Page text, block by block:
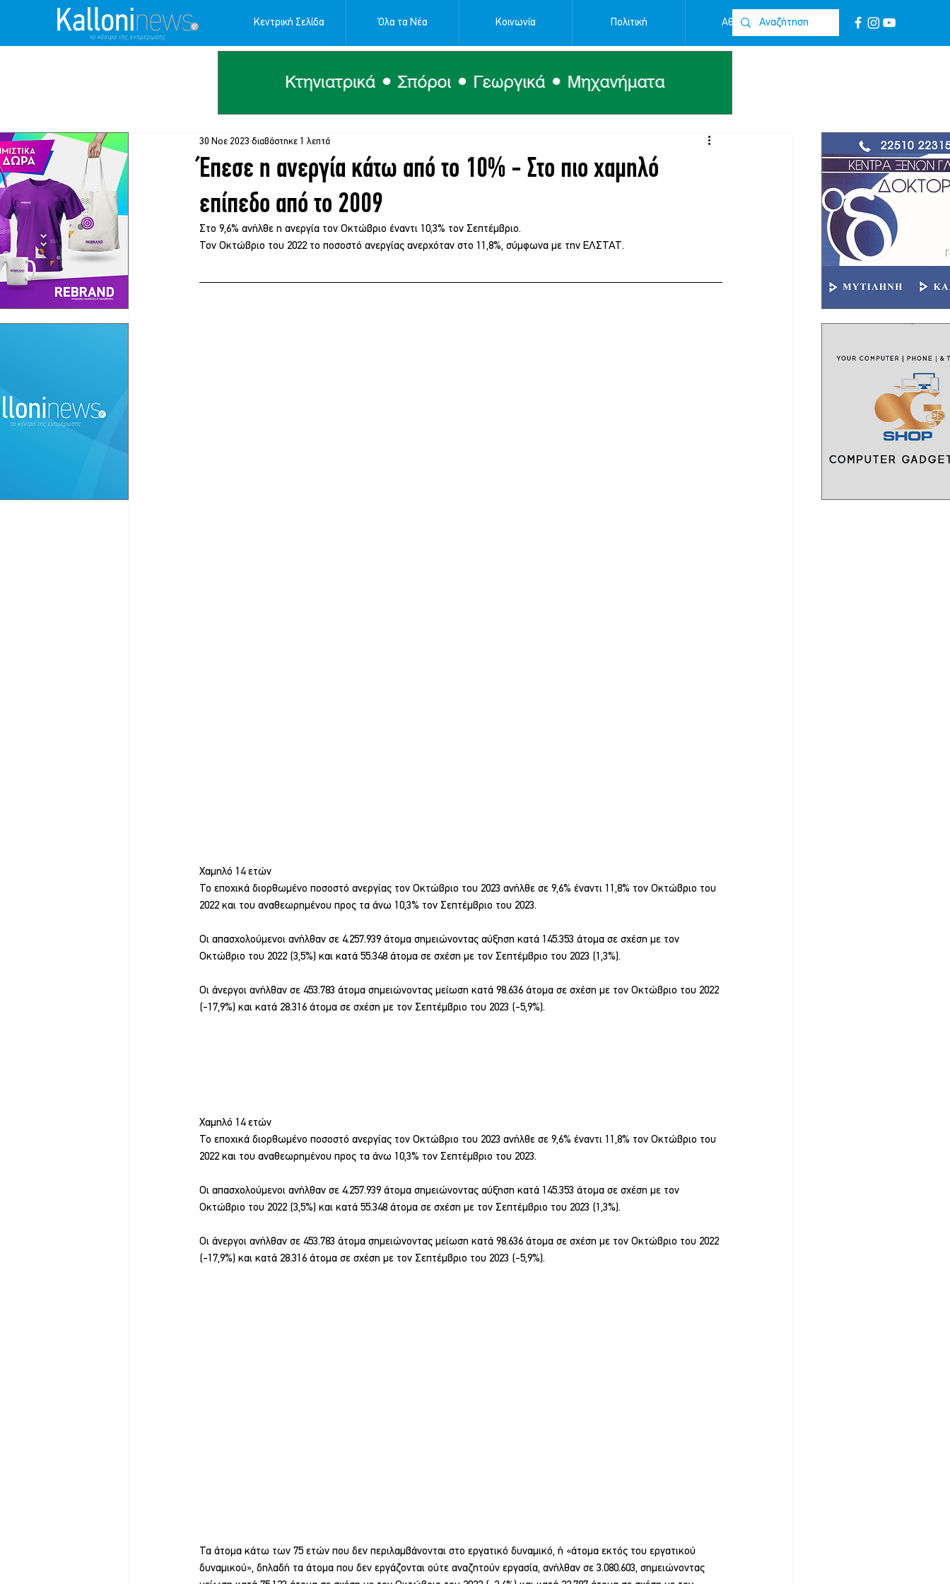
Κεντρική Σελίδα Όλα τα Νέα Κοινωνία Πολιτική Αθλητικά Επικοινωνία
Έπεσε η ανεργία κάτω από το 10% - Στο πιο χαμηλό
επίπεδο από το 2009
30 Νοε 2023 διαβάστηκε 1 λεπτά
Στο 9,6% ανήλθε η ανεργία τον Οκτώβριο έναντι 10,3% τον Σεπτέμβριο.
Τον Οκτώβριο του 2022 το ποσοστό ανεργίας ανερχόταν στο 11,8%, σύμφωνα με την ΕΛΣΤΑΤ.
Χαμηλό 14 ετών
Το εποχικά διορθωμένο ποσοστό ανεργίας τον Οκτώβριο του 2023 ανήλθε σε 9,6% έναντι 11,8% τον Οκτώβριο του
2022 και του αναθεωρημένου προς τα άνω 10,3% τον Σεπτέμβριο του 2023.
Οι απασχολούμενοι ανήλθαν σε 4.257.939 άτομα σημειώνοντας αύξηση κατά 145.353 άτομα σε σχέση με τον
Οκτώβριο του 2022 (3,5%) και κατά 55.348 άτομα σε σχέση με τον Σεπτέμβριο του 2023 (1,3%).
Οι άνεργοι ανήλθαν σε 453.783 άτομα σημειώνοντας μείωση κατά 98.636 άτομα σε σχέση με τον Οκτώβριο του 2022
(-17,9%) και κατά 28.316 άτομα σε σχέση με τον Σεπτέμβριο του 2023 (-5,9%).
Χαμηλό 14 ετών
Το εποχικά διορθωμένο ποσοστό ανεργίας τον Οκτώβριο του 2023 ανήλθε σε 9,6% έναντι 11,8% τον Οκτώβριο του
2022 και του αναθεωρημένου προς τα άνω 10,3% τον Σεπτέμβριο του 2023.
Οι απασχολούμενοι ανήλθαν σε 4.257.939 άτομα σημειώνοντας αύξηση κατά 145.353 άτομα σε σχέση με τον
Οκτώβριο του 2022 (3,5%) και κατά 55.348 άτομα σε σχέση με τον Σεπτέμβριο του 2023 (1,3%).
Οι άνεργοι ανήλθαν σε 453.783 άτομα σημειώνοντας μείωση κατά 98.636 άτομα σε σχέση με τον Οκτώβριο του 2022
(-17,9%) και κατά 28.316 άτομα σε σχέση με τον Σεπτέμβριο του 2023 (-5,9%).
Τα άτομα κάτω των 75 ετών που δεν περιλαμβάνονται στο εργατικό δυναμικό, ή «άτομα εκτός του εργατικού
δυναμικού», δηλαδή τα άτομα που δεν εργάζονται ούτε αναζητούν εργασία, ανήλθαν σε 3.080.603, σημειώνοντας